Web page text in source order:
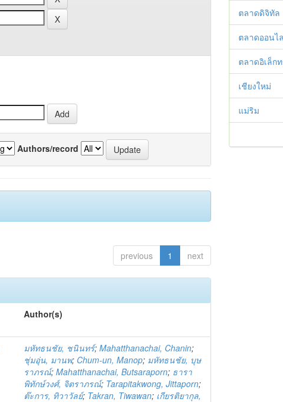
Authors/record
previous 1 next
Author(s)
มหัทธนชัย, ชนินทร์;Mahatthanachai, Chanin;
ชุ่มอุ่น, มานพ; Chum-un, Manop; มหัทธนชัย, บุษ
ราภรณ์;Mahatthanachai, Butsaraporn; ธารา
พิทักษ์วงศ์, จิตราภรณ์; Tarapitakwong, Jittaporn;
ต๊ะการ, ทิวาวัลย์; Takran, Tiwawan; เกียรติยากุล,
ตลาดดิจิทัล
ตลาดออนไ
ตลาดอิเล็ก
เชียงใหม่
แม่ริม